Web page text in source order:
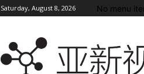
Saturday, August 8, 2026 No menu